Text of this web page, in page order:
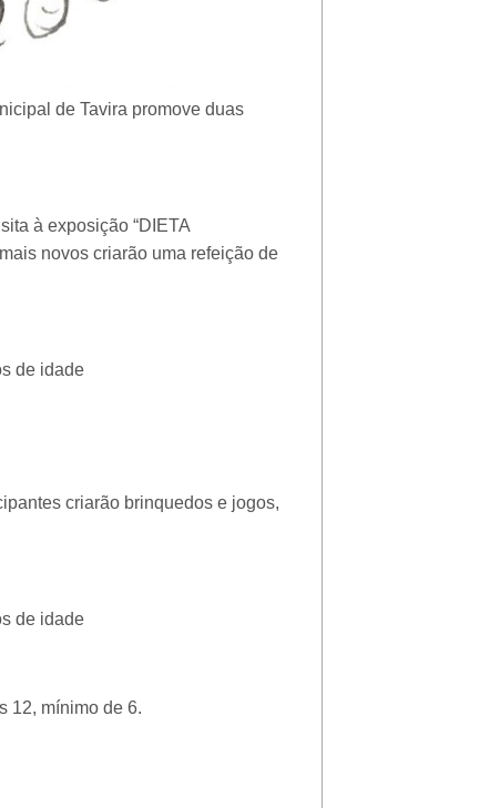
de Tavira promove duas
à exposição “DIETA
novos criarão uma refeição de
de idade
criarão brinquedos e jogos,
de idade
12, mínimo de 6.